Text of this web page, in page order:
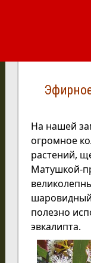
На нашей
огромное
растений,
Матушкой-
полезно
эвкалипта.